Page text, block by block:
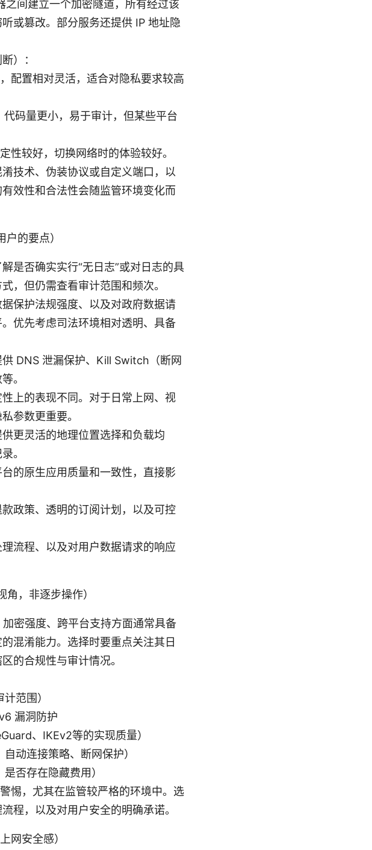
间建立一个加密隧道，所有经过该
或篡改。部分服务还提供 IP 地址隐
）：
配置相对灵活，适合对隐私要求较高
码量更小，易于审计，但某些平台
性较好，切换网络时的体验较好。
技术、伪装协议或自定义端口，以
效性和合法性会随监管环境变化而
的要点）
是否确实实行“无日志”或对日志的具
，但仍需查看审计范围和频次。
保护法规强度、以及对政府数据请
优先考虑司法环境相对透明、具备
DNS 泄漏保护、Kill Switch（断网
。
上的表现不同。对于日常上网、视
参数更重要。
更灵活的地理位置选择和负载均
。
的原生应用质量和一致性，直接影
政策、透明的订阅计划，以及可控
流程、以及对用户数据请求的响应
，非逐步操作）
密强度、跨平台支持方面通常具备
混淆能力。选择时要重点关注其日
的合规性与审计情况。
范围）
漏洞防护
、IKEv2等的实现质量）
动连接策略、断网保护）
否存在隐藏费用）
惕，尤其在监管较严格的环境中。选
程，以及对用户安全的明确承诺。
网安全感）